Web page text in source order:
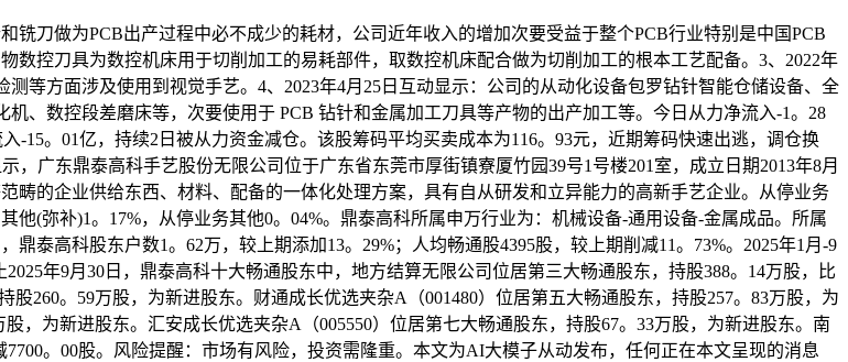
刀做为PCB出产过程中必不成少的耗材，公司近年收入的增加次要受益于整个PCB行业特别是中国PCB
数控刀具为数控机床用于切削加工的易耗部件，取数控机床配合做为切削加工的根本工艺配备。3、2022年
等方面涉及使用到视觉手艺。4、2023年4月25日互动显示：公司的从动化设备包罗钻针智能仓储设备、全
、数控段差磨床等，次要使用于 PCB 钻针和金属加工刀具等产物的出产加工等。今日从力净流入-1。28
-15。01亿，持续2日被从力资金减仓。该股筹码平均买卖成本为116。93元，近期筹码快速出逃，调仓换
，广东鼎泰高科手艺股份无限公司位于广东省东莞市厚街镇寮厦竹园39号1号楼201室，成立日期2013年8月
畴的企业供给东西、材料、配备的一体化处理方案，具有自从研发和立异能力的高新手艺企业。从停业务
他(弥补)1。17%，从停业务其他0。04%。鼎泰高科所属申万行业为：机械设备-通用设备-金属成品。所属
泰高科股东户数1。62万，较上期添加13。29%；人均畅通股4395股，较上期削减11。73%。2025年1月-9
年9月30日，鼎泰高科十大畅通股东中，地方结算无限公司位居第三大畅通股东，持股388。14万股，比
260。59万股，为新进股东。财通成长优选夹杂A（001480）位居第五大畅通股东，持股257。83万股，为
，为新进股东。汇安成长优选夹杂A（005550）位居第七大畅通股东，持股67。33万股，为新进股东。南
。00股。风险提醒：市场有风险，投资需隆重。本文为AI大模子从动发布，任何正在本文呈现的消息